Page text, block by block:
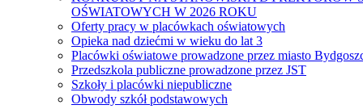
OŚWIATOWYCH W 2026 ROKU
Oferty pracy w placówkach oświatowych
Opieka nad dziećmi w wieku do lat 3
Placówki oświatowe prowadzone przez miasto
Przedszkola publiczne prowadzone przez JST
Szkoły i placówki niepubliczne
Obwody szkół podstawowych